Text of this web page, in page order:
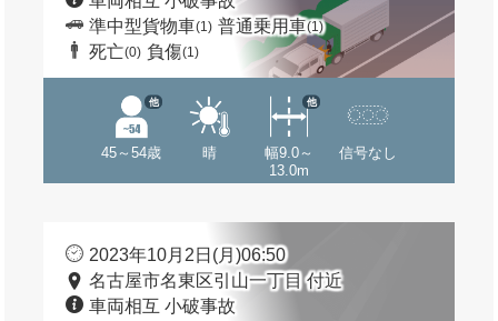
準中型貨物車(1) 普通乗用車(1)
死亡(0) 負傷(1)
45～54歳
他
晴
幅9.0～
13.0m
他
信号なし
2023年10月2日(月)06:50
名古屋市名東区引山一丁目 付近
車両相互 小破事故